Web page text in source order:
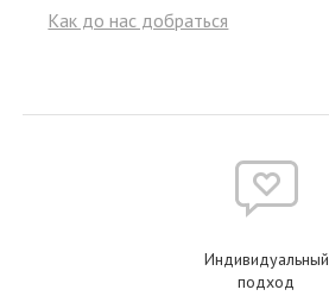
Как до нас добраться
Индивидуальный
подход